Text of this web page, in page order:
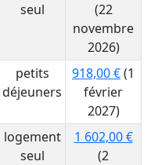
seul
(22
novembre
2026)
petits
déjeuners
918,00 €(1
février
2027)
logement
seul
1 602,00 €
(2